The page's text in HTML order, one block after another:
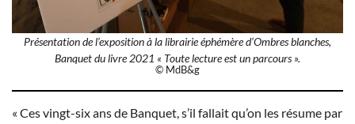
Présentation de l’exposition à la librairie éphémère d’Ombres blanches,
Banquet du livre 2021 « Toute lecture est un parcours ».
© MdB&g
« Ces vingt-six ans de Banquet, s’il fallait qu’on les résume par